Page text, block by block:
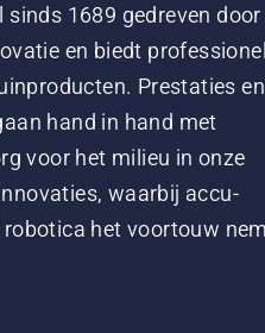
sinds 1689 gedreven door
en biedt
Prestaties en
hand in hand met
voor het milieu in onze
waarbij accu-
het voortouw